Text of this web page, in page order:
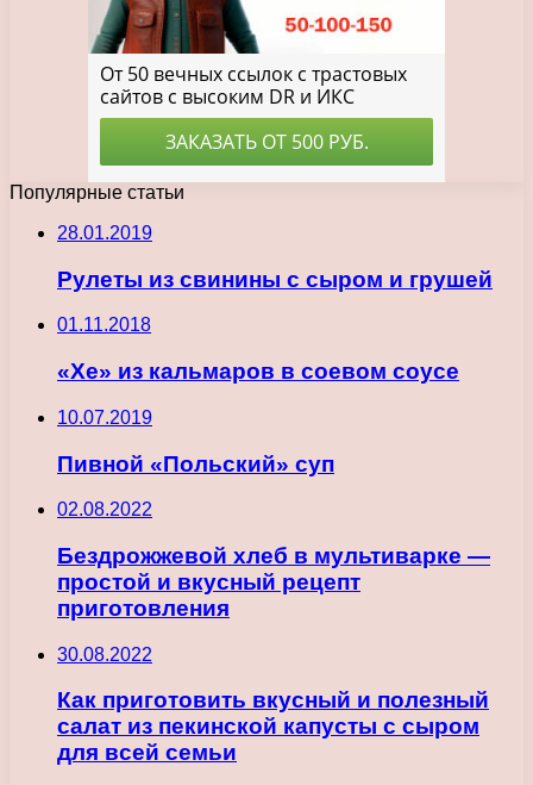
Популярные статьи
28.01.2019
Рулеты из свинины с сыром и грушей
01.11.2018
«Хе» из кальмаров в соевом соусе
10.07.2019
Пивной «Польский» суп
02.08.2022
Бездрожжевой хлеб в мультиварке —
простой и вкусный рецепт
приготовления
30.08.2022
Как приготовить вкусный и полезный
салат из пекинской капусты с сыром
для всей семьи